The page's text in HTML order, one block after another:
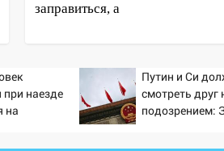
заправиться, а
при наезде
на
Путин и Си
смотреть друг
подозрением: